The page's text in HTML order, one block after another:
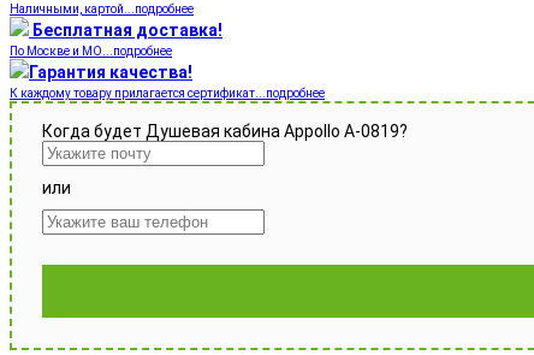
Наличными, картой...подробнее
Бесплатная доставка!
По Москве и МО...подробнее
Гарантия качества!
К каждому товару прилагается сертификат...подробнее
Когда будет Душевая кабина Appollo A-0819?
или